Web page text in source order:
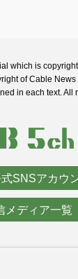
which is
of Cable News
in each text. All
SNSアカウ
メディア一覧